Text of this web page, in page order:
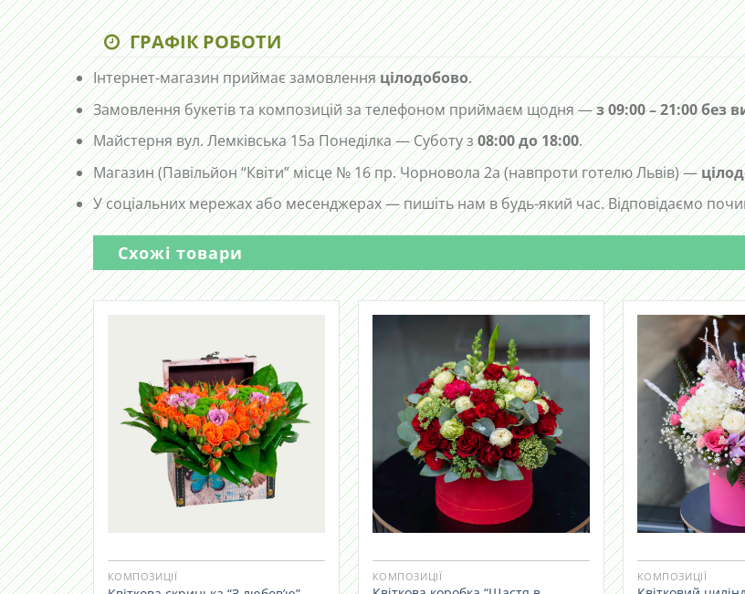
ГРАФІК РОБОТИ
Інтернет-магазин приймає замовленняцілодобово.
Замовлення букетів та композицій за телефоном приймаєм щодня —з 09:00 – 21:00 без
Майстерня вул. Лемківська 15а Понеділка — Суботу з08:00 до 18:00.
Магазин (Павільйон “Квіти” місце № 16 пр. Чорновола 2а (навпроти готелю Львів) —
У соціальних мережах або месенджерах — пишіть нам в будь-який час. Відповідаємо
Схожі товари
КОМПОЗИЦІЇ КОМПОЗИЦІЇ КОМПОЗИЦІЇ